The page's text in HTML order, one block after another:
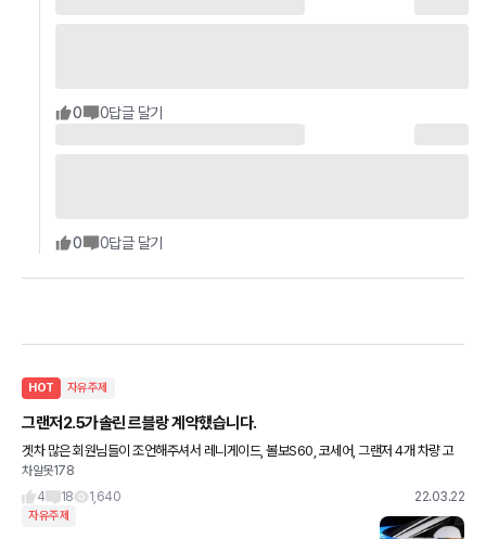
0 0답글 달기
0 0답글 달기
HOT 자유주제
그랜저2.5가솔린 르블랑 계약했습니다.
겟차 많은 회원님들이 조언해주셔서 레니게이드, 볼보S60, 코세어, 그랜저 4개 차량 고
민 중 전부 시승해보고 그랜저로 계약했습니다.ㅎㅎ나이가 이제 서른이되어 스포티해보
이는 레니게이드 리미티드4륜이
차알못178
4
18 1,640 22.03.22
자유주제